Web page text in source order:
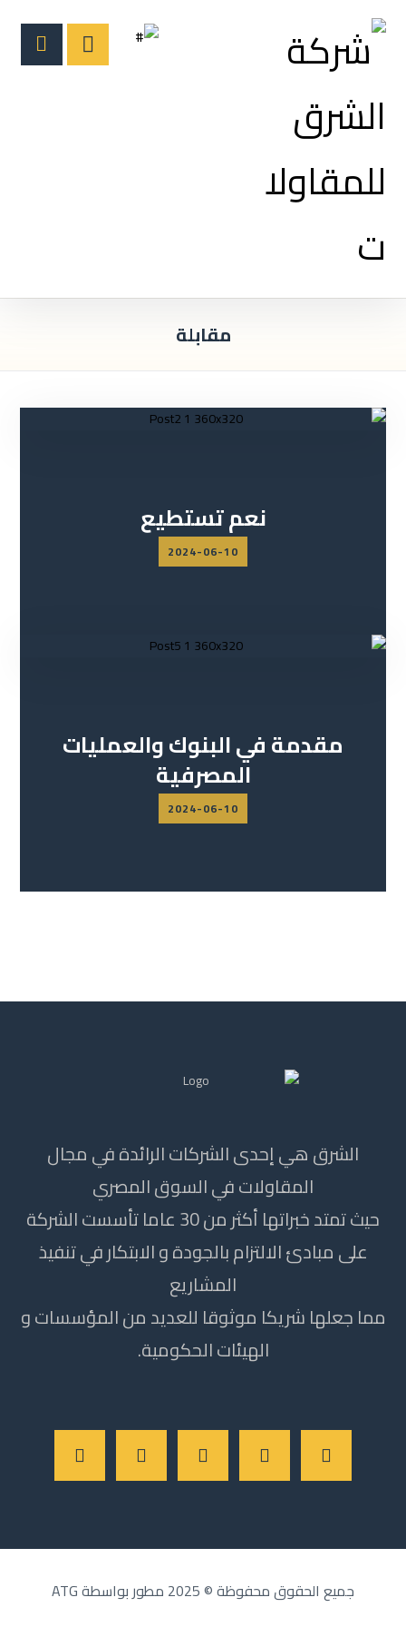
مقابلة
نعم تستطيع
2024-06-10
مقدمة في البنوك والعمليات
المصرفية
2024-06-10
الشرق هي إحدى الشركات الرائدة في مجال
المقاولات في السوق المصري
حيث تمتد خبراتها أكثر من 30 عاما تأسست الشركة
على مبادئ الالتزام بالجودة و الابتكار في تنفيذ
المشاريع
مما جعلها شريكا موثوقا للعديد من المؤسسات و
الهيئات الحكومية.
جميع الحقوق محفوظة © 2025 مطور بواسطة ATG